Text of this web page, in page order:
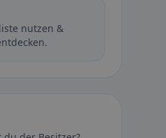
nutzen &